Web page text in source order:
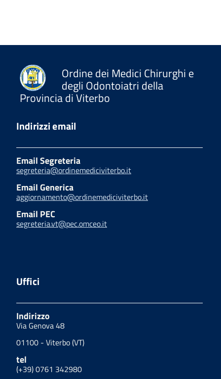
Ordine dei Medici Chirurghi e
degli Odontoiatri della
Provincia di Viterbo
Indirizzi email
Email Segreteria
segreteria@ordinemediciviterbo.it
Email Generica
aggiornamento@ordinemediciviterbo.it
Email PEC
segreteria.vt@pec.omceo.it
Uffici
Indirizzo
Via Genova 48
01100 - Viterbo (VT)
tel
(+39) 0761 342980